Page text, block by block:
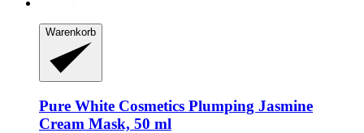
Warenkorb
Pure White Cosmetics Plumping Jasmine
Cream Mask, 50 ml